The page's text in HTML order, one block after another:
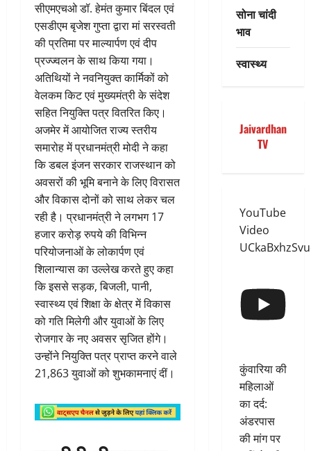
सीएमएचओ डॉ. हेमंत कुमार बिंदल एवं
एसडीएम बृजेश गुप्ता द्वारा मां सरस्वती
की प्रतिमा पर माल्यार्पण एवं दीप
प्रज्ज्वलन के साथ किया गया।
अतिथियों ने नवनियुक्त कार्मिकों को
वेलकम किट एवं मुख्यमंत्री के संदेश
सहित नियुक्ति पत्र वितरित किए।
अजमेर में आयोजित राज्य स्तरीय
समारोह में प्रधानमंत्री मोदी ने कहा
कि डबल इंजन सरकार राजस्थान को
अवसरों की भूमि बनाने के लिए विरासत
और विकास दोनों को साथ लेकर चल
रही है। प्रधानमंत्री ने लगभग 17
हजार करोड़ रुपये की विभिन्न
परियोजनाओं के लोकार्पण एवं
शिलान्यास का उल्लेख करते हुए कहा
कि इससे सड़क, बिजली, पानी,
स्वास्थ्य एवं शिक्षा के क्षेत्र में विकास
को गति मिलेगी और युवाओं के लिए
रोजगार के नए अवसर सृजित होंगे।
उन्होंने नियुक्ति पत्र प्राप्त करने वाले
21,863 युवाओं को शुभकामनाएं दीं।
सोना चांदी
भाव
स्वास्थ्य
Jaivardhan
TV
YouTube
Video
कुंवारिया की
महिलाओं
का दर्द:
अंडरपास
की मांग पर